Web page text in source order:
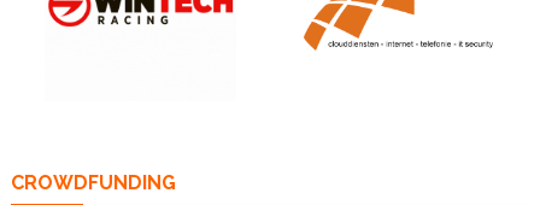
CROWDFUNDING